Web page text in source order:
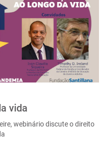
PT
vida
webinário discute o direito